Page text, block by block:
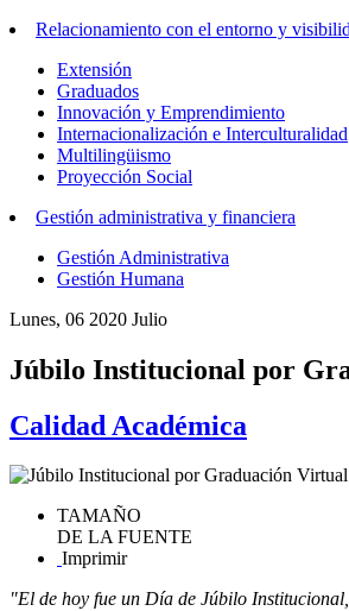
Relacionamiento con el entorno y
Extensión
Graduados
Innovación y Emprendimiento
Internacionalización e Interculturalidad
Multilingüismo
Proyección Social
Gestión administrativa y financiera
Gestión Administrativa
Gestión Humana
Lunes, 06 2020 Julio
Júbilo Institucional por
Calidad Académica
TAMAÑO
DE LA FUENTE
Imprimir
"El de hoy fue un Día de Júbilo